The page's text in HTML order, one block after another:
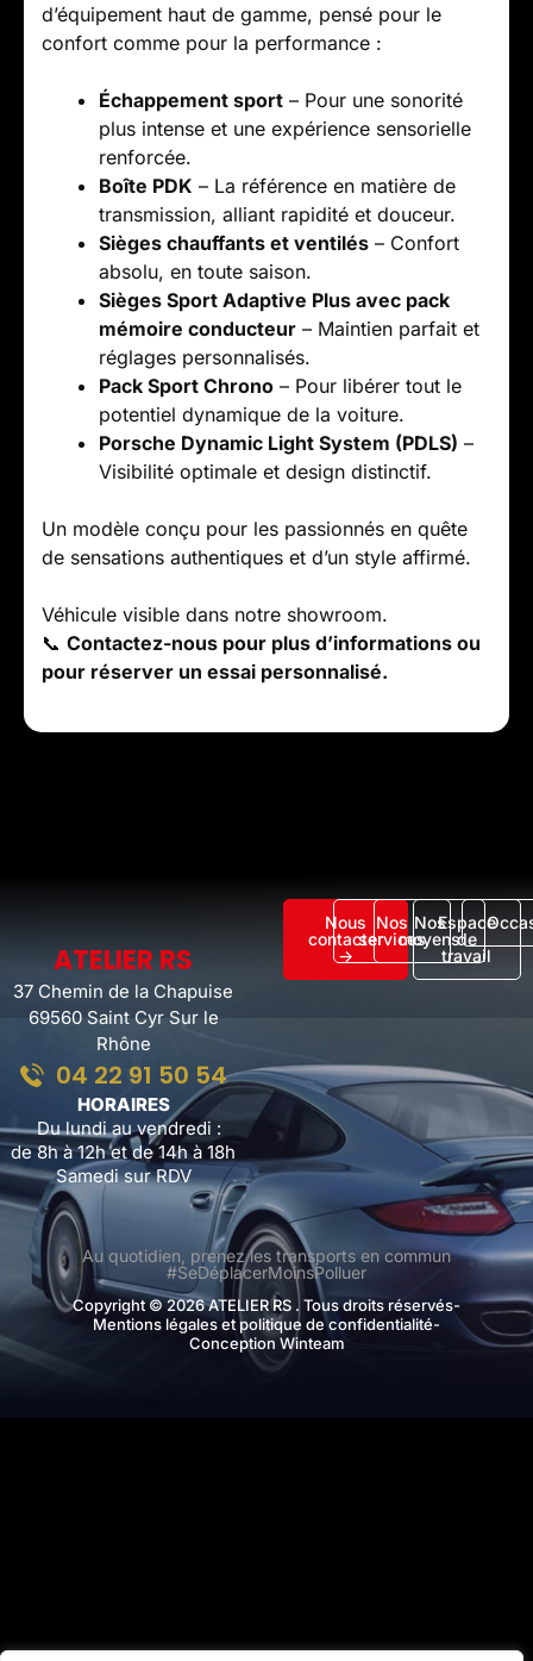
d’équipement haut de gamme, pensé pour le
confort comme pour la performance :
Échappement sport – Pour une sonorité
plus intense et une expérience sensorielle
renforcée.
Boîte PDK – La référence en matière de
transmission, alliant rapidité et douceur.
Sièges chauffants et ventilés – Confort
absolu, en toute saison.
Sièges Sport Adaptive Plus avec pack
mémoire conducteur – Maintien parfait et
réglages personnalisés.
Pack Sport Chrono – Pour libérer tout le
potentiel dynamique de la voiture.
Porsche Dynamic Light System (PDLS) –
Visibilité optimale et design distinctif.
Un modèle conçu pour les passionnés en quête
de sensations authentiques et d’un style affirmé.
Véhicule visible dans notre showroom.
📞 Contactez-nous pour plus d’informations ou
pour réserver un essai personnalisé.
ATELIER RS
37 Chemin de la Chapuise
69560 Saint Cyr Sur le
Rhône
04 22 91 50 54
HORAIRES
Du lundi au vendredi :
de 8h à 12h et de 14h à 18h
Samedi sur RDV
Nous
contacter
->
Nos
services
Nos
moyens
Espace
de
travail
Au quotidien, prenez les transports en commun
#SeDéplacerMoinsPolluer
Copyright © 2026 ATELIER RS . Tous droits réservés-
Mentions légales et politique de confidentialité-
Conception Winteam